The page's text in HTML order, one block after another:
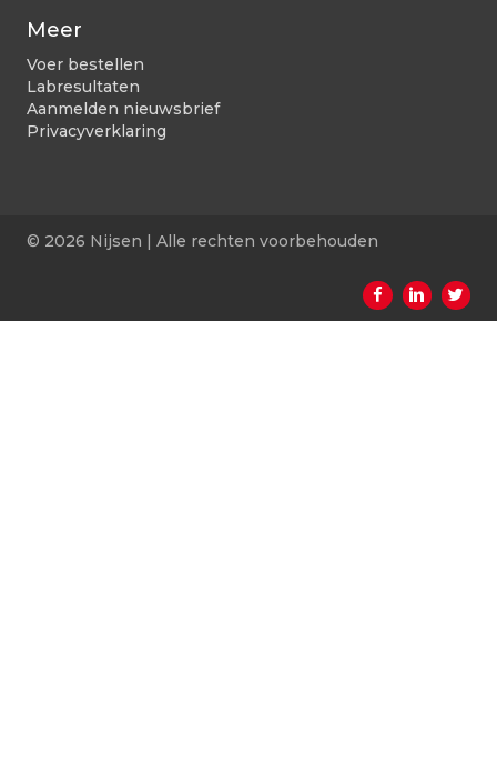
Meer
Voer bestellen
Labresultaten
Aanmelden nieuwsbrief
Privacyverklaring
© 2026 Nijsen | Alle rechten voorbehouden